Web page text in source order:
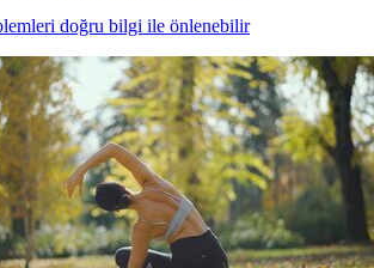
doğru bilgi ile önlenebilir